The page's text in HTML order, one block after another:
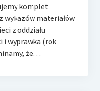
komplet
wykazów materiałów
z oddziału
i wyprawka (rok
że…